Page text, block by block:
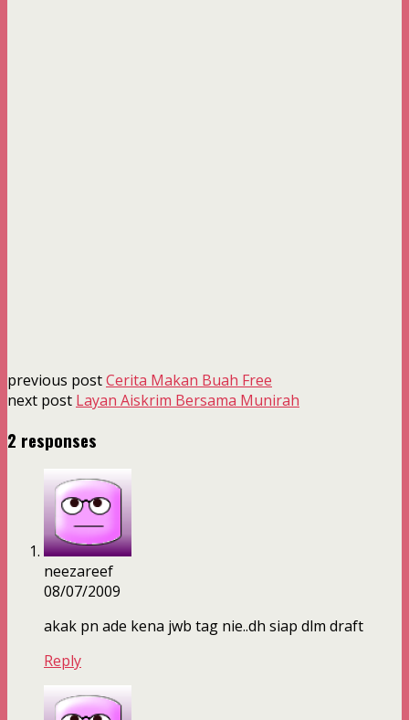
previous postCerita Makan Buah Free
next post Layan Aiskrim Bersama Munirah
2 responses
neezareef
08/07/2009
akak pn ade kena jwb tag nie..dh siap dlm draft
Reply